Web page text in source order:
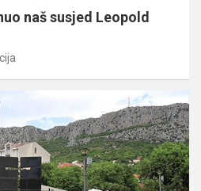
naš susjed Leopold